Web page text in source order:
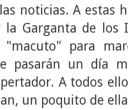
noticias. A estas
la Garganta de los
"macuto" para
pasarán un día
A todos
un poquito de